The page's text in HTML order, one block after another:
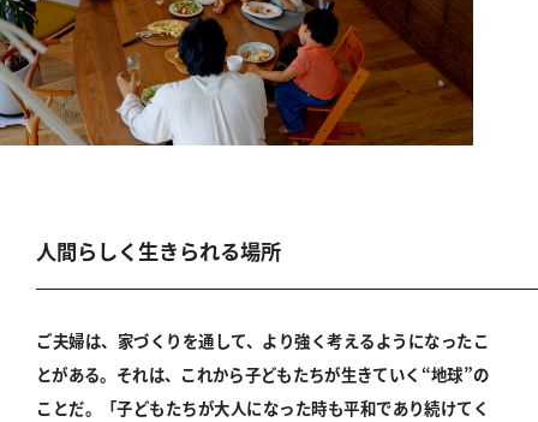
人間らしく生きられる場所
ご夫婦は、家づくりを通して、より強く考えるようになったこ
とがある。それは、これから子どもたちが生きていく“地球”の
ことだ。「子どもたちが大人になった時も平和であり続けてく